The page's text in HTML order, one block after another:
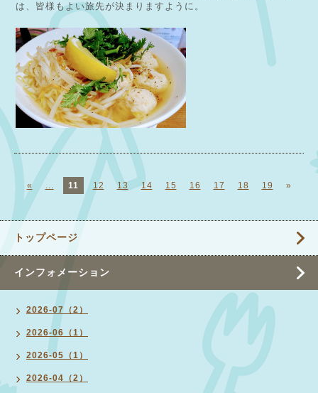
は、皆様もよい旅先が決まりますように。
« ... 11 12 13 14 15 16 17 18 19 »
トップページ
インフォメーション
2026-07（2）
2026-06（1）
2026-05（1）
2026-04（2）